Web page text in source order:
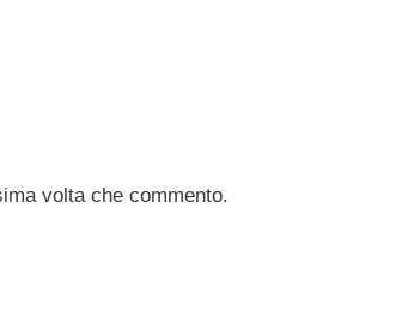
volta che commento.